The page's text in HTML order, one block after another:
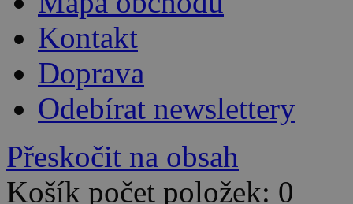
Kontakt
Doprava
Odebírat newslettery
Přeskočit na obsah
Košík počet položek: 0